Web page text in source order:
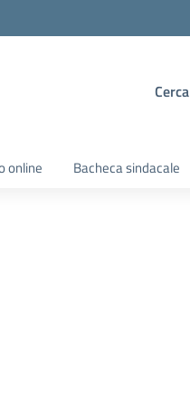
Cerca
online Bacheca sindacale